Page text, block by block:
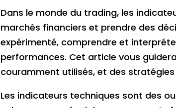
Dans le monde du trading, les
marchés financiers et prendre des
expérimenté, comprendre et
performances. Cet article vous
couramment utilisés, et des
Les indicateurs techniques sont des